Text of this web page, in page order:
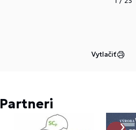
Vytlačiť
Partneri